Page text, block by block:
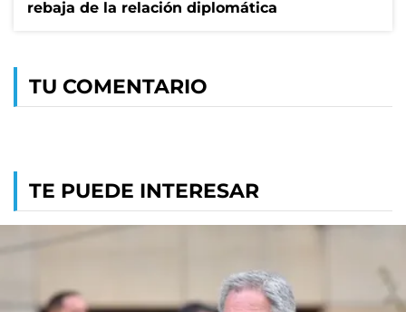
rebaja de la relación diplomática
TU COMENTARIO
TE PUEDE INTERESAR